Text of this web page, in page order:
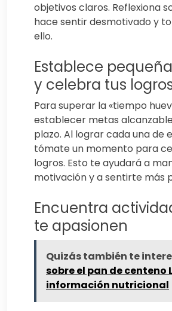
objetivos claros. Reflexiona
hace sentir desmotivado y
ello.
Establece
y celebra tus
Para superar la «tiempo
establecer metas
plazo. Al lograr cada una de
tómate un momento para
logros. Esto te ayudará a
motivación y a sentirte más
Encuentra
te apasionen
Quizás también te
sobre el pan de centeno
información nutricional